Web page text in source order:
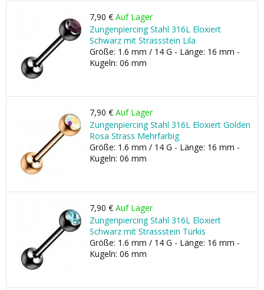
7,90 € Auf Lager
Zungenpiercing Stahl 316L Eloxiert
Schwarz mit Strassstein Lila
Größe: 1.6 mm / 14 G - Länge: 16 mm -
Kugeln: 06 mm
7,90 € Auf Lager
Zungenpiercing Stahl 316L Eloxiert Golden
Rosa Strass Mehrfarbig
Größe: 1.6 mm / 14 G - Länge: 16 mm -
Kugeln: 06 mm
7,90 € Auf Lager
Zungenpiercing Stahl 316L Eloxiert
Schwarz mit Strassstein Türkis
Größe: 1.6 mm / 14 G - Länge: 16 mm -
Kugeln: 06 mm